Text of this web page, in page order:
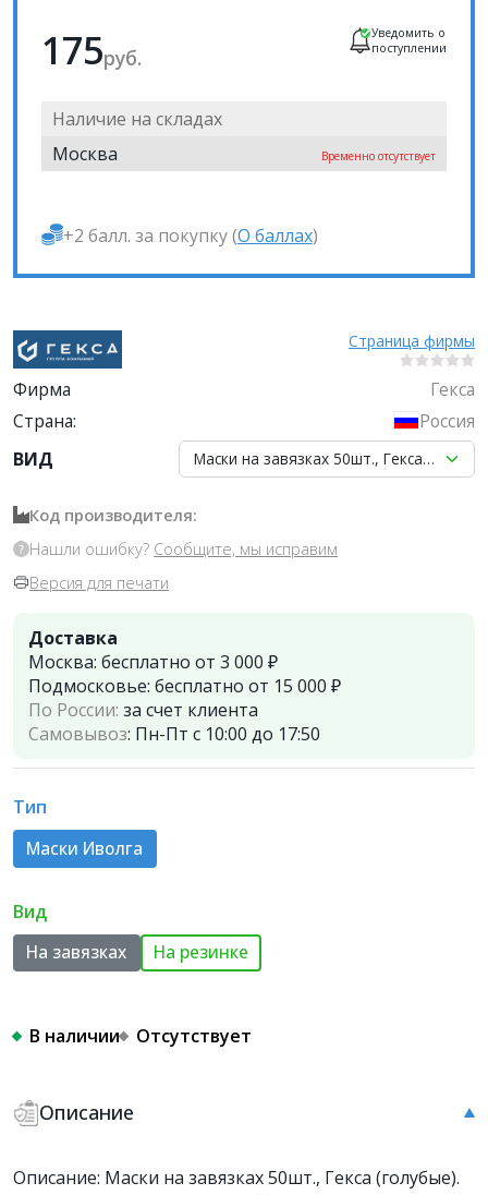
175руб.
Уведомить о
поступлении
Наличие на складах
Москва
Временно отсутствует
+2 балл. за покупку (О баллах)
Страница фирмы
Фирма
Гекса
Страна:
Россия
ВИД
Маски на завязках 50шт., Гекса
Код производителя:
Нашли ошибку? Сообщите, мы исправим
Версия для печати
Доставка
Москва: бесплатно от 3 000 ₽
Подмосковье: бесплатно от 15 000 ₽
По России: за счет клиента
Самовывоз: Пн-Пт с 10:00 до 17:50
Тип
Маски Иволга
Вид
На завязках На резинке
В наличии Отсутствует
Описание
Описание: Маски на завязках 50шт., Гекса (голубые).